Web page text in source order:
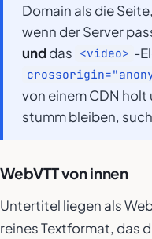
Domain als die
wenn der Server
unddas <video> -
von einem CDN
stumm bleiben,
WebVTT von innen
Untertitel liegen als
reines Textformat, das